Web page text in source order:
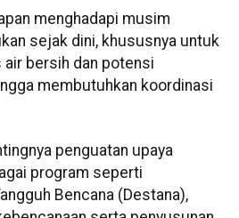
menghadapi musim
sejak dini, khususnya untuk
bersih dan potensi
membutuhkan koordinasi
penguatan upaya
program seperti
Bencana (Destana),